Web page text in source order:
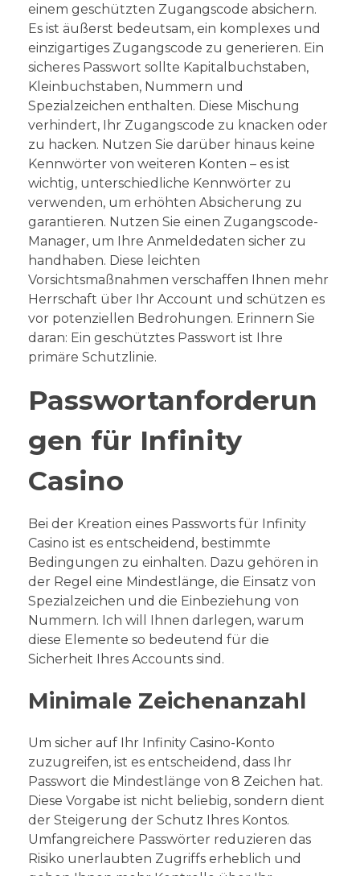
einem geschützten Zugangscode absichern.
Es ist äußerst bedeutsam, ein komplexes und
einzigartiges Zugangscode zu generieren. Ein
sicheres Passwort sollte Kapitalbuchstaben,
Kleinbuchstaben, Nummern und
Spezialzeichen enthalten. Diese Mischung
verhindert, Ihr Zugangscode zu knacken oder
zu hacken. Nutzen Sie darüber hinaus keine
Kennwörter von weiteren Konten – es ist
wichtig, unterschiedliche Kennwörter zu
verwenden, um erhöhten Absicherung zu
garantieren. Nutzen Sie einen Zugangscode-
Manager, um Ihre Anmeldedaten sicher zu
handhaben. Diese leichten
Vorsichtsmaßnahmen verschaffen Ihnen mehr
Herrschaft über Ihr Account und schützen es
vor potenziellen Bedrohungen. Erinnern Sie
daran: Ein geschütztes Passwort ist Ihre
primäre Schutzlinie.
Passwortanforderun
gen für Infinity
Casino
Bei der Kreation eines Passworts für Infinity
Casino ist es entscheidend, bestimmte
Bedingungen zu einhalten. Dazu gehören in
der Regel eine Mindestlänge, die Einsatz von
Spezialzeichen und die Einbeziehung von
Nummern. Ich will Ihnen darlegen, warum
diese Elemente so bedeutend für die
Sicherheit Ihres Accounts sind.
Minimale Zeichenanzahl
Um sicher auf Ihr Infinity Casino-Konto
zuzugreifen, ist es entscheidend, dass Ihr
Passwort die Mindestlänge von 8 Zeichen hat.
Diese Vorgabe ist nicht beliebig, sondern dient
der Steigerung der Schutz Ihres Kontos.
Umfangreichere Passwörter reduzieren das
Risiko unerlaubten Zugriffs erheblich und